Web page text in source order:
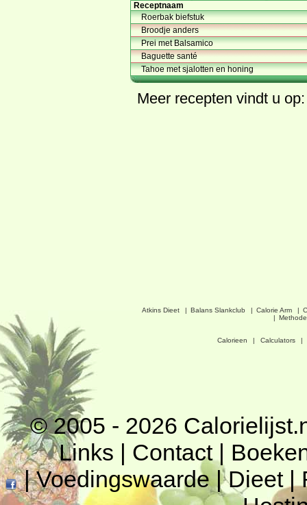
Receptnaam
Roerbak biefstuk
Broodje anders
Prei met Balsamico
Baguette santé
Tahoe met sjalotten en honing
Meer recepten vindt u
Atkins Dieet | Balans Slankclub | Calorie Arm |
|
Calorieen | Calculators |
© 2005 - 2026
Links | Contact|
|Voedingswaarde|Dieet|